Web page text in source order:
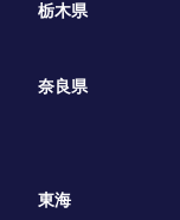
栃木県
奈良県
東海